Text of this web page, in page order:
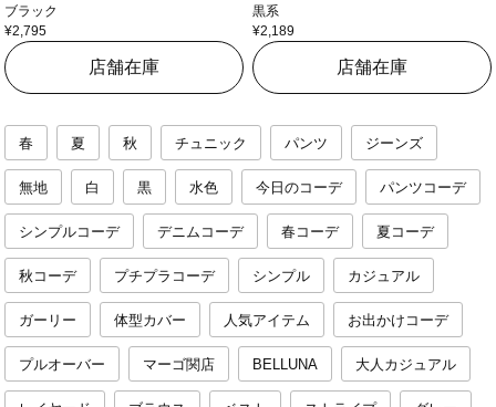
ブラック
¥2,795
店舗在庫
黒系
¥2,189
店舗在庫
春 夏 秋 チュニック パンツ ジーンズ
無地 白 黒 水色 今日のコーデ パンツコーデ
シンプルコーデ デニムコーデ 春コーデ 夏コーデ
秋コーデ プチプラコーデ シンプル カジュアル
ガーリー 体型カバー 人気アイテム お出かけコーデ
プルオーバー マーゴ関店 BELLUNA 大人カジュアル